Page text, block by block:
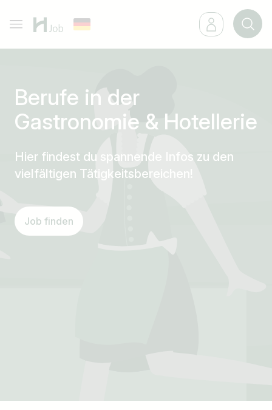
Berufe in der
Gastronomie & Hotellerie
Hier findest du spannende Infos zu den
vielfältigen Tätigkeitsbereichen!
Job finden